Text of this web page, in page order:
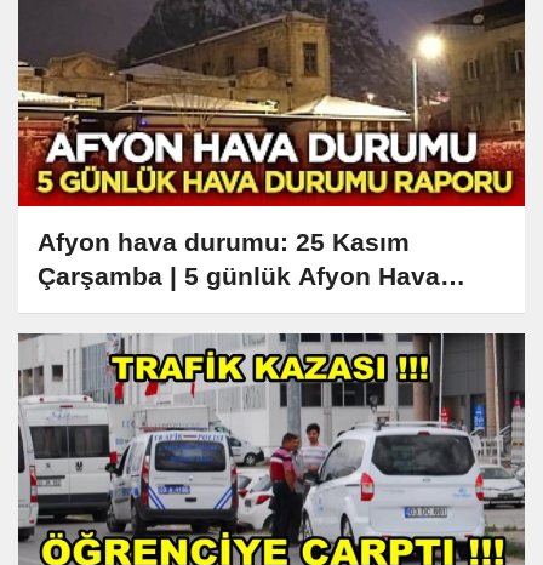
Afyon hava durumu: 25 Kasım
Çarşamba | 5 günlük Afyon Hava
Durumu